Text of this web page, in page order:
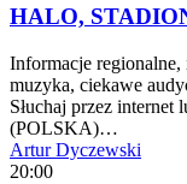
HALO,
Informacje
muzyka, ciekawe
Słuchaj przez
(POLSKA)…
Artur Dyczewski
20:00